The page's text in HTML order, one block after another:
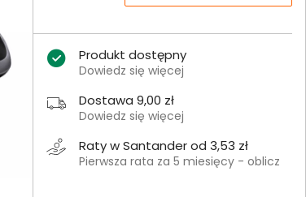
Produkt dostępny
Dowiedz się więcej
Dostawa 9,00 zł
Dowiedz się więcej
Raty w Santander od 3,53 zł
Pierwsza rata za 5 miesięcy - oblicz